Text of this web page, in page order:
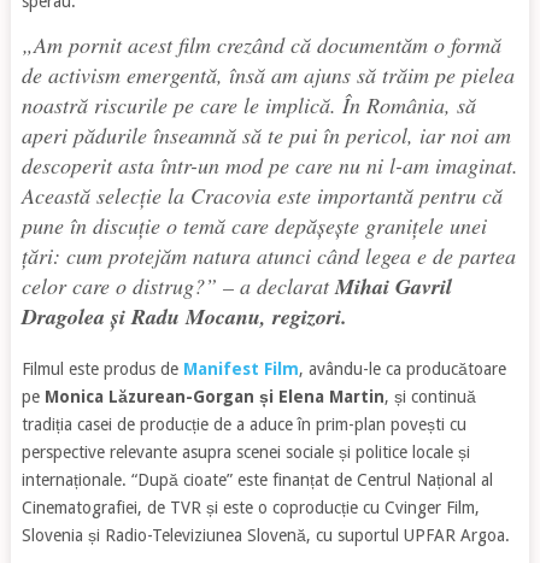
„Am pornit acest film crezând că documentăm o formă
de activism emergentă, însă am ajuns să trăim pe pielea
noastră riscurile pe care le implică. În România, să
aperi pădurile înseamnă să te pui în pericol, iar noi am
descoperit asta într-un mod pe care nu ni l-am imaginat.
Această selecție la Cracovia este importantă pentru că
pune în discuție o temă care depășește granițele unei
țări: cum protejăm natura atunci când legea e de partea
celor care o distrug?” – a declaratMihai Gavril
Dragolea și Radu Mocanu, regizori.
Filmul este produs de Manifest Film, avându-le ca producătoare
pe Monica Lăzurean-Gorgan și Elena Martin, și continuă
tradiția casei de producție de a aduce în prim-plan povești cu
perspective relevante asupra scenei sociale și politice locale și
internaționale. “După cioate” este finanțat de Centrul Național al
Cinematografiei, de TVR și este o coproducție cu Cvinger Film,
Slovenia și Radio-Televiziunea Slovenă, cu suportul UPFAR Argoa.